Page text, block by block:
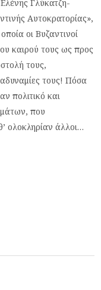
Γλύκατζη-
Αυτοκρατορίας»,
οι Βυζαντινοί
καιρού τους ως προς
τους,
τους! Πόσα
πολιτικό και
που
ολοκληρίαν άλλοι…